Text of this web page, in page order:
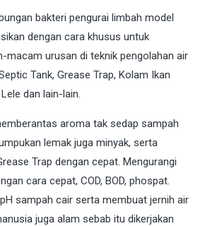
bakteri pengurai limbah model
dengan cara khusus untuk
macam urusan di teknik pengolahan air
Tank, Grease Trap, Kolam Ikan
dan lain-lain.
aroma tak sedap sampah
lemak juga minyak, serta
Trap dengan cepat. Mengurangi
cara cepat, COD, BOD, phospat.
sampah cair serta membuat jernih air
juga alam sebab itu dikerjakan